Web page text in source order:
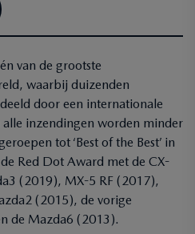
van de grootste
waarbij duizenden
door een internationale
alle inzendingen worden minder
tot ‘Best of the Best’ in
Red Dot Award met de CX-
(2019), MX-5 RF (2017),
(2015), de vorige
de Mazda6 (2013).